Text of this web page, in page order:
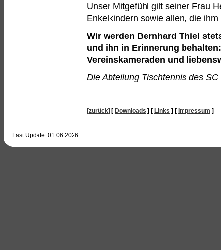
Unser Mitgefühl gilt seiner Frau
Enkelkindern sowie allen, die
Wir werden Bernhard Thiel
und ihn in Erinnerung
Vereinskameraden und
Die Abteilung Tischtennis des
[zurück] [ Downloads ] [ Links ] [ Impressum ]
Last Update: 01.06.2026